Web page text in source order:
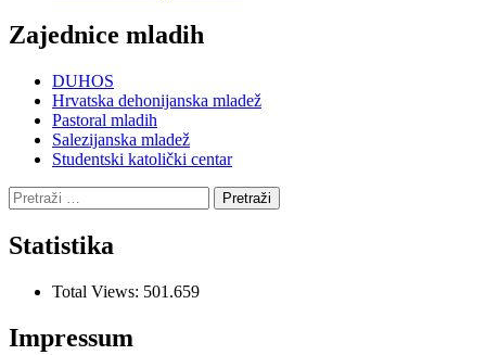
Zajednice mladih
DUHOS
Hrvatska dehonijanska mladež
Pastoral mladih
Salezijanska mladež
Studentski katolički centar
Pretraži:
Statistika
Total Views: 501.659
Impressum